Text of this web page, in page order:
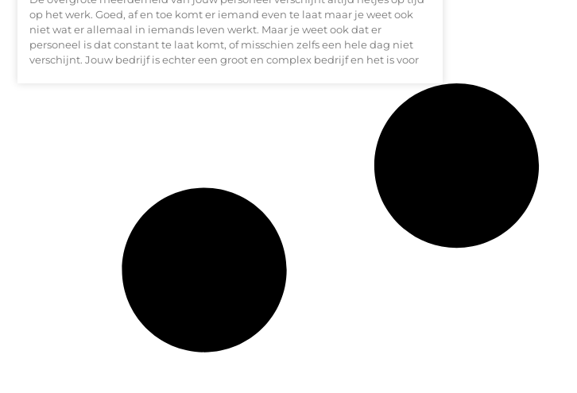
op het werk. Goed, af en toe komt er iemand even te laat maar je weet ook
niet wat er allemaal in iemands leven werkt. Maar je weet ook dat er
personeel is dat constant te laat komt, of misschien zelfs een hele dag niet
verschijnt. Jouw bedrijf is echter een groot en complex bedrijf en het is voor